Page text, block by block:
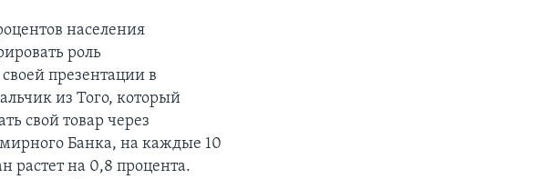
населения
роль
презентации в
из Того, который
свой товар через
Банка, на каждые 10
растет на 0,8 процента.